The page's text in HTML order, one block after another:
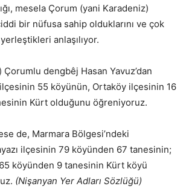
mesela Çorum (yani Karadeniz)
bir nüfusa sahip olduklarını ve çok
anlaşılıyor.
Çorumlu dengbêj Hasan Yavuz’dan
ilçesinin 55 köyünün, Ortaköy ilçesinin 16
Kürt olduğunu öğreniyoruz.
de, Marmara Bölgesi’ndeki
ilçesinin 79 köyünden 67 tanesinin;
köyünden 9 tanesinin Kürt köyü
(Nişanyan Yer Adları Sözlüğü)